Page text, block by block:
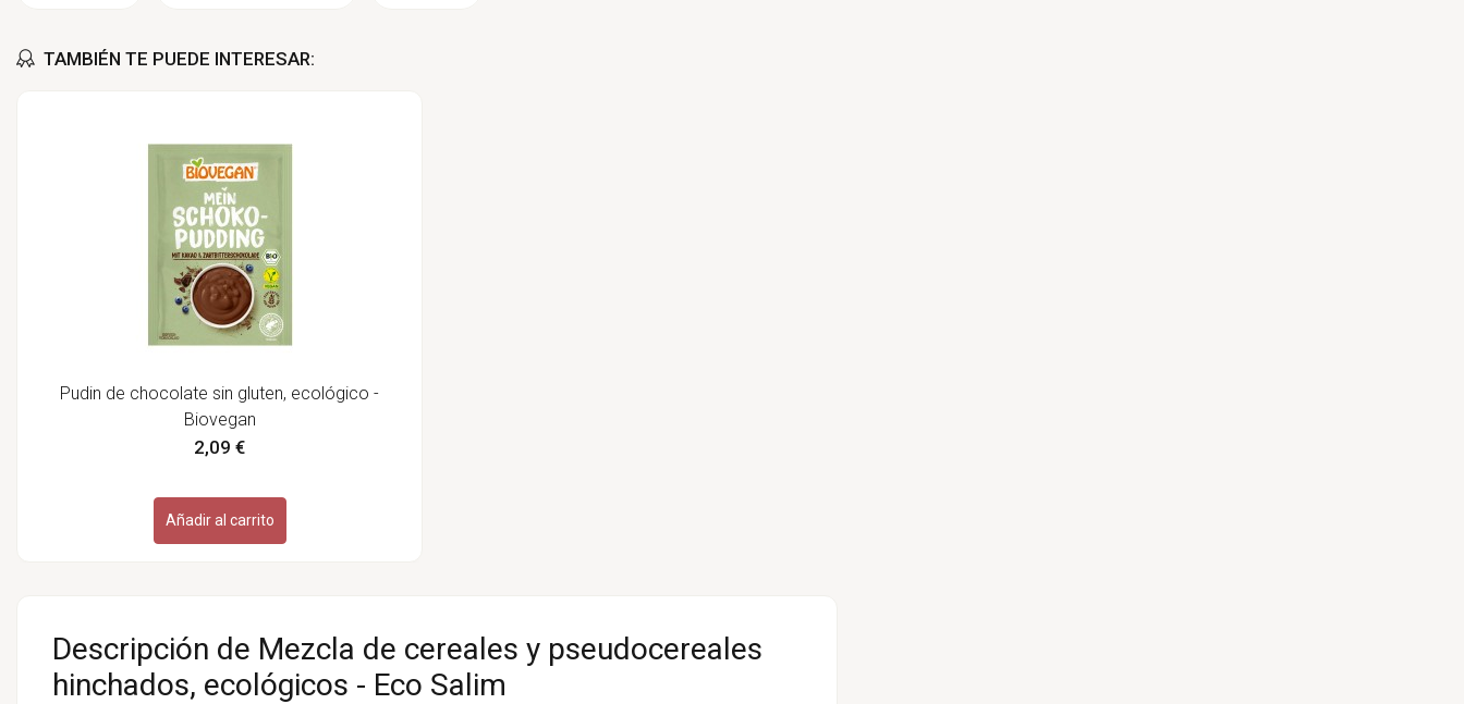
TAMBIÉN TE PUEDE INTERESAR:
Pudin de chocolate sin gluten, ecológico -
Biovegan
2,09 €
Añadir al carrito
Descripción de Mezcla de cereales y pseudocereales
hinchados, ecológicos - Eco Salim